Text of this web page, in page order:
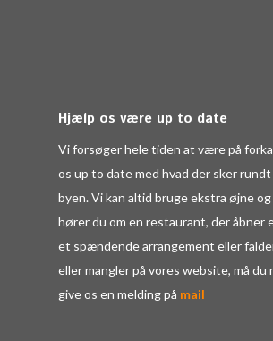
Hjælp os være up to date
Vi forsøger hele tiden at være på
os up to date med hvad der sker
byen. Vi kan altid bruge ekstra øjne og
hører du om en restaurant, der åbner
et spændende arrangement eller
eller mangler på vores website, må du
give os en melding på mail